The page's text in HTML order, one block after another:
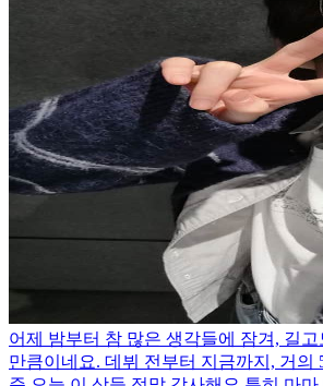
어제 밤부터 참 많은 생각들에 잠겨, 길
만큼이네요. 데뷔 전부터 지금까지, 거